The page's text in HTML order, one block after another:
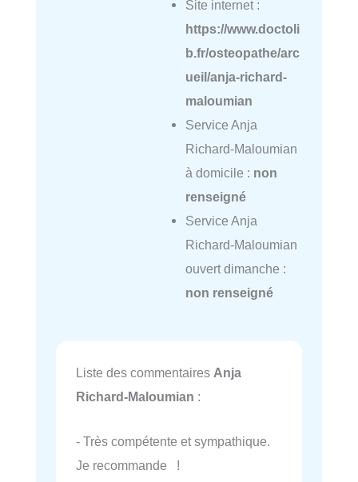
Site internet :
https://www.doctoli
b.fr/osteopathe/arc
ueil/anja-richard-
maloumian
Service Anja
Richard-Maloumian
à domicile : non
renseigné
Service Anja
Richard-Maloumian
ouvert dimanche :
non renseigné
Liste des commentaires Anja
Richard-Maloumian :
- Très compétente et sympathique.
Je recommande !